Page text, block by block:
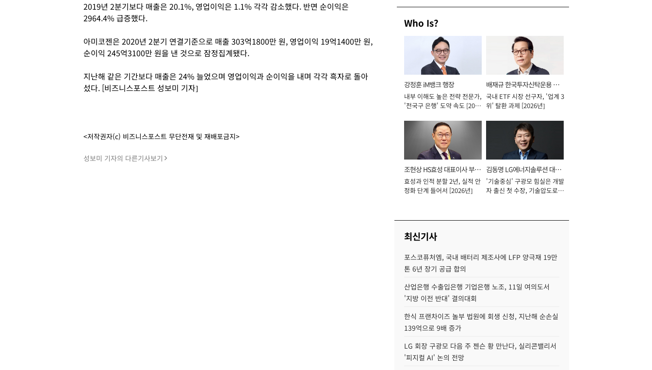
2019년 2분기보다 매출은 20.1%, 영업이익은 1.1% 각각 감소했다. 반면 순이익은
2964.4% 급증했다.
아미코젠은 2020년 2분기 연결기준으로 매출 303억1800만 원, 영업이익 19억1400만 원,
순이익 245억3100만 원을 낸 것으로 잠정집계됐다.
지난해 같은 기간보다 매출은 24% 늘었으며 영업이익과 순이익을 내며 각각 흑자로 돌아
섰다. [비즈니스포스트 성보미 기자]
<저작권자(c) 비즈니스포스트 무단전재 및 재배포금지>
성보미 기자의 다른기사보기
Who Is?
강정훈 iM뱅크 행장
내부 이해도 높은 전략 전문가,
'전국구 은행' 도약 속도 [2026
배재규 한국투자신탁운용 대
표이사 사장
국내 ETF 시장 선구자, '업계 3
위' 탈환 과제 [2026년]
조현상 HS효성 대표이사 부회
장
효성과 인적 분할 2년, 실적 안
정화 단계 들어서 [2026년]
김동명 LG에너지솔루션 대표
이사 사장
'기술중심' 구광모 힘실은 개발
자 출신 첫 수장, 기술압도로
최신기사
포스코퓨처엠, 국내 배터리 제조사에 LFP 양극재 19만
톤 6년 장기 공급 합의
산업은행 수출입은행 기업은행 노조, 11일 여의도서
'지방 이전 반대' 결의대회
한식 프랜차이즈 놀부 법원에 회생 신청, 지난해 순손실
139억으로 9배 증가
LG 회장 구광모 다음 주 젠슨 황 만난다, 실리콘밸리서
'피지컬 AI' 논의 전망